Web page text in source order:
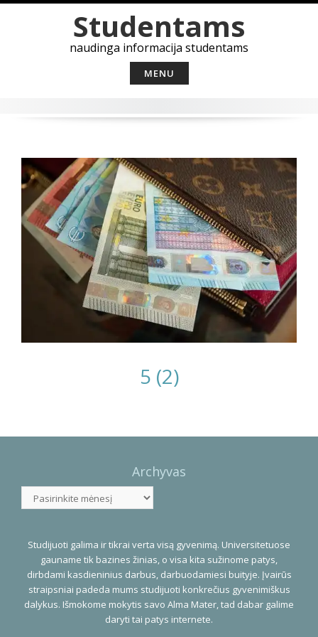
to
content
Studentams
naudinga informacija studentams
MENU
5 (2)
Navigation
Archyvas
Studijuoti galima ir tikrai verta visą gyvenimą. Universitetuose
gauname tik bazines žinias, o visa kita sužinome patys,
dirbdami kasdieninius darbus, darbuodamiesi buityje. Įvairūs
straipsniai padeda mums studijuoti konkrečius gyvenimiškus
dalykus. Išmokome mokytis savo Alma Mater, tad dabar galime
daryti tai patys internete.